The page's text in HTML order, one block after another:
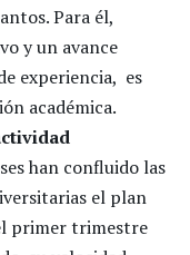
Para él,
y un avance
experiencia, es
académica.
han confluido las
el plan
primer trimestre